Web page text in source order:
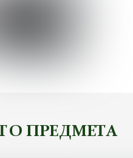
ПРЕДМЕТА